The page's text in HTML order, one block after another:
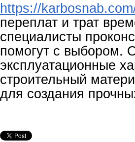
https://
переплат и трат
специалисты
помогут с выбором.
эксплуатационные
строительный
для создания